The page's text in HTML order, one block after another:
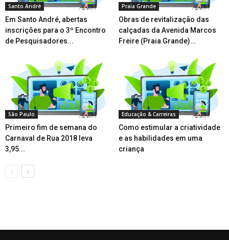
Santo André
Em Santo André, abertas
inscrições para o 3º Encontro
de Pesquisadores...
Praia Grande
Obras de revitalização das
calçadas da Avenida Marcos
Freire (Praia Grande)...
São Paulo
Primeiro fim de semana do
Carnaval de Rua 2018 leva
3,95...
Educação & Carreiras
Como estimular a criatividade
e as habilidades em uma
criança